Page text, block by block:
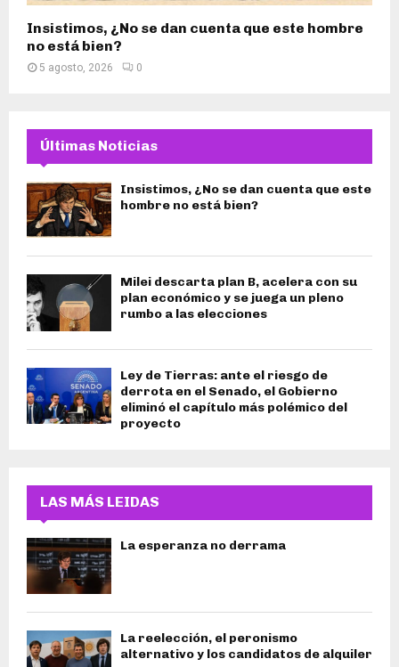
Insistimos, ¿No se dan cuenta que este hombre
no está bien?
5 agosto, 2026 0
Últimas Noticias
Insistimos, ¿No se dan cuenta que este
hombre no está bien?
Milei descarta plan B, acelera con su
plan económico y se juega un pleno
rumbo a las elecciones
Ley de Tierras: ante el riesgo de
derrota en el Senado, el Gobierno
eliminó el capítulo más polémico del
proyecto
LAS MÁS LEIDAS
La esperanza no derrama
La reelección, el peronismo
alternativo y los candidatos de alquiler